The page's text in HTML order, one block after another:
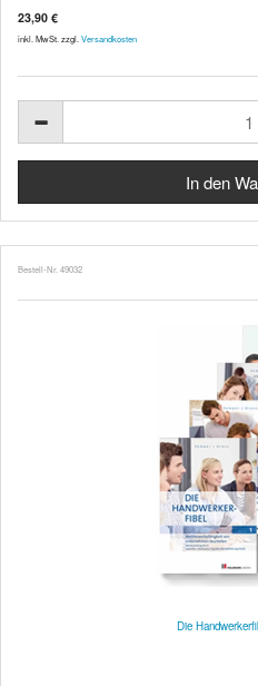
23,90 €
inkl. MwSt. zzgl. Versandkosten
Bestell-Nr. 49032
Die